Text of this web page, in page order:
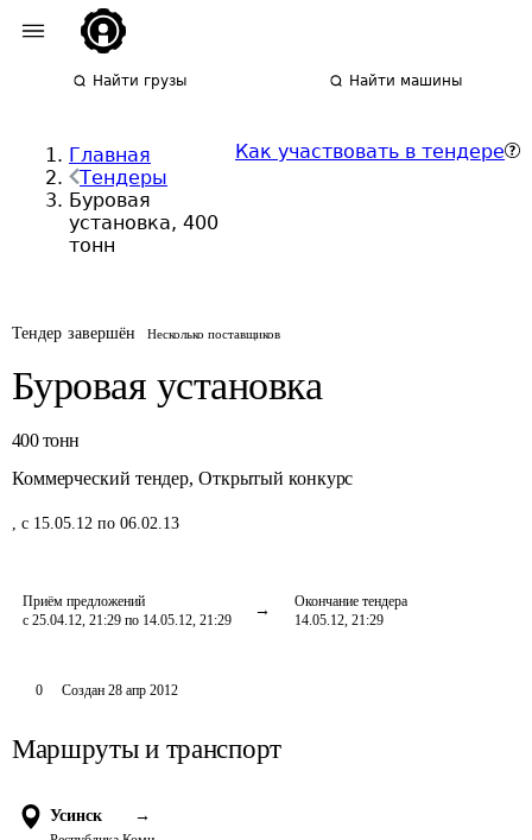
Найти грузы Найти машины
Главная
Тендеры
Буровая
установка, 400
тонн
Как участвовать в тендере
Тендер завершён Несколько поставщиков
Буровая установка
400 тонн
Коммерческий тендер, Открытый конкурс
, с 15.05.12 по 06.02.13
Приём предложений
с 25.04.12, 21:29 по 14.05.12, 21:29
Окончание тендера
14.05.12, 21:29
0 Создан 28 апр 2012
Маршруты и транспорт
Усинск →